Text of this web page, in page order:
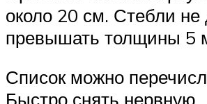
около 20 см. Стебли
превышать толщины 5
Список можно
Быстро снять нервную